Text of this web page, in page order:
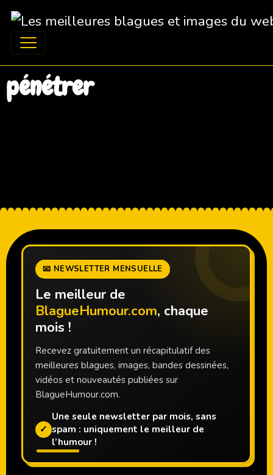
pénétrer
📧 NEWSLETTER MENSUELLE
Le meilleur de
BlagueHumour.com, chaque
mois !
Recevez gratuitement un récapitulatif des
meilleures blagues, images, bandes dessinées,
vidéos et nouveautés publiées sur
BlagueHumour.com.
✓
Une seule newsletter par mois, sans
spam : uniquement le meilleur de
l’humour !